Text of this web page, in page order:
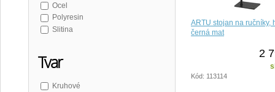
Ocel
Polyresin
Slitina
Tvar
Kruhové
ARTU stojan na ručníky,
černá mat
2
Kód: 113114